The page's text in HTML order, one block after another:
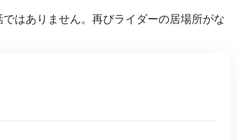
ではありません。再びライダーの居場所がな